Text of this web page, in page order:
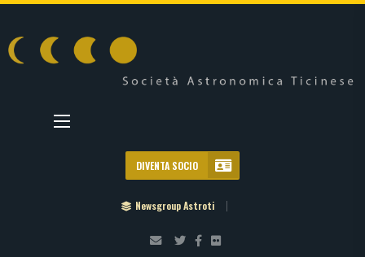
DIVENTA SOCIO
Newsgroup Astroti